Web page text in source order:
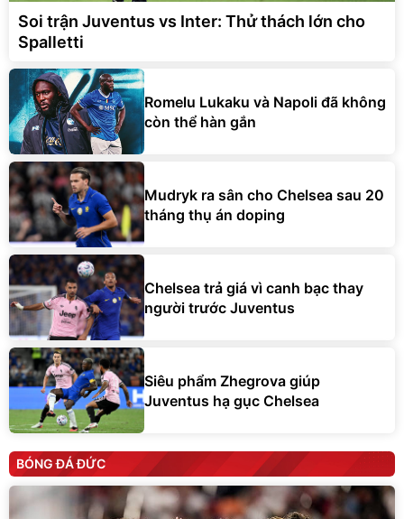
Soi trận Juventus vs Inter: Thử thách lớn cho
Spalletti
Romelu Lukaku và Napoli đã không
còn thể hàn gắn
Mudryk ra sân cho Chelsea sau 20
tháng thụ án doping
Chelsea trả giá vì canh bạc thay
người trước Juventus
Siêu phẩm Zhegrova giúp
Juventus hạ gục Chelsea
BÓNG ĐÁ ĐỨC